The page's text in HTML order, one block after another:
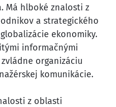
Má hlboké znalosti z
a strategického
ekonomiky.
informačnými
organizáciu
komunikácie.
z oblasti